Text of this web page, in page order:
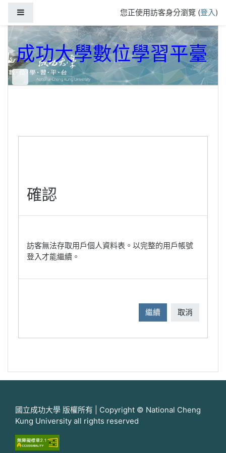
您正使用訪客身分瀏覽 (登入)
成功大學數位學習平臺
確認
訪客無法存取用戶個人資料表。以完整的用戶帳號
登入才能繼續。
繼續 取消
國立成功大學 版權所有 | Copyright © National Cheng
Kung University all rights reserved